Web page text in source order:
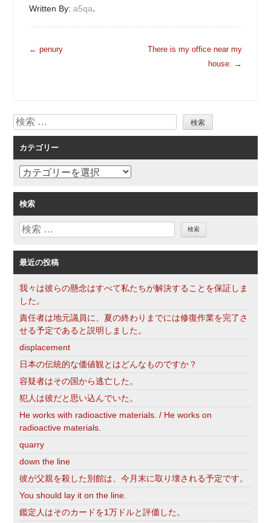
Written By:a5qa.
投
ー
シ
ョ
ン
← penury
There is my office near my
house. →
検
索
カテゴリー
カ
ゴ
リ
ー
検索
検
最近の投稿
我々は彼らの懸念はすべて私たちが解決することを保証しま
した。
責任者は地元議員に、夏の終わりまでには修復作業を完了さ
せる予定であると説明しました。
displacement
日本の伝統的な価値観とはどんなものですか？
容疑者はその国から逃亡した。
犯人は彼だと思い込んでいた。
He works with radioactive materials. / He works on
radioactive materials.
quarry
down the line
彼が父親を殺した別館は、今月末に取り壊される予定です。
You should lay it on the line.
鑑定人はそのカードを1万ドルと評価した。